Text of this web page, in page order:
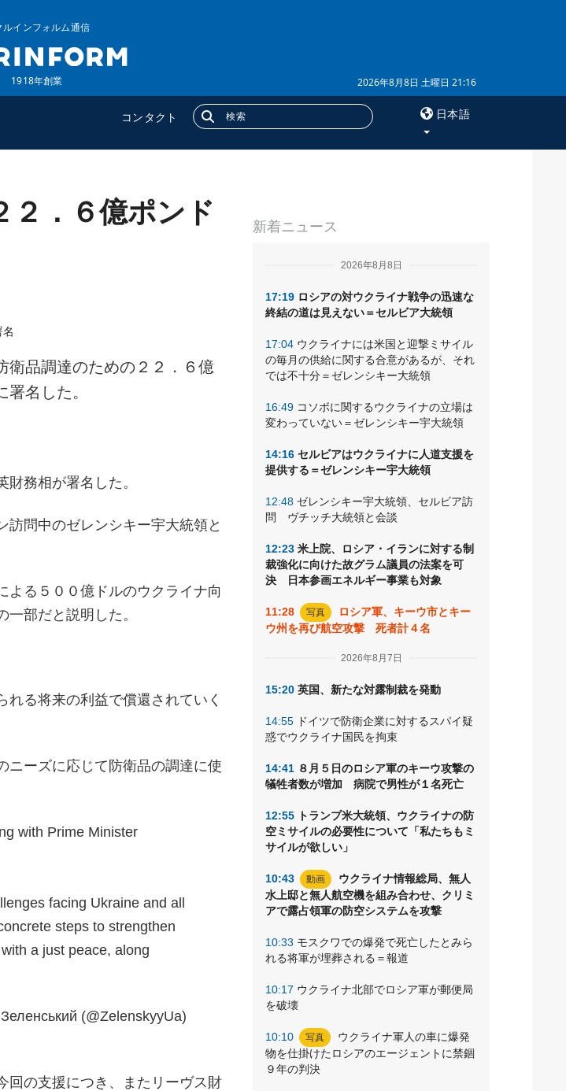
ルインフォルム通信
1918年創業 2026年8月8日 土曜日 21:16
コンタクト 日本語
追加
購読
新着ニュース
2026年8月8日
17:19 ロシアの対ウクライナ戦争の迅速な
終結の道は見えない＝セルビア大統領
17:04 ウクライナには米国と迎撃ミサイル
の毎月の供給に関する合意があるが、それ
では不十分＝ゼレンシキー大統領
16:49 コソボに関するウクライナの立場は
変わっていない＝ゼレンシキー宇大統領
14:16 セルビアはウクライナに人道支援を
提供する＝ゼレンシキー宇大統領
12:48 ゼレンシキー宇大統領、セルビア訪
問 ヴチッチ大統領と会談
12:23 米上院、ロシア・イランに対する制
裁強化に向けた故グラム議員の法案を可
決 日本参画エネルギー事業も対象
11:28 写真
ロシア軍、キーウ市とキー
ウ州を再び航空攻撃 死者計４名
2026年8月7日
15:20 英国、新たな対露制裁を発動
14:55 ドイツで防衛企業に対するスパイ疑
惑でウクライナ国民を拘束
14:41 ８月５日のロシア軍のキーウ攻撃の
犠牲者数が増加 病院で男性が１名死亡
12:55 トランプ米大統領、ウクライナの防
空ミサイルの必要性について「私たちもミ
サイルが欲しい」
10:43 動画
ウクライナ情報総局、無人
水上邸と無人航空機を組み合わせ、クリミ
アで露占領軍の防空システムを攻撃
10:33 モスクワでの爆発で死亡したとみら
れる将軍が埋葬される＝報道
10:17 ウクライナ北部でロシア軍が郵便局
を破壊
10:10 写真
ウクライナ軍人の車に爆発
物を仕掛けたロシアのエージェントに禁錮
９年の判決
２．６億ポンド
衛品調達のための２２．６億
名した。
務相が署名した。
訪問中のゼレンシキー宇大統領と
よる５００億ドルのウクライナ向
部だと説明した。
る将来の利益で償還されていく
ニーズに応じて防衛品の調達に使
with Prime Minister
facing Ukraine and all
steps to strengthen
a just peace, along
(@ZelenskyyUa)
回の支援につき、またリーヴス財